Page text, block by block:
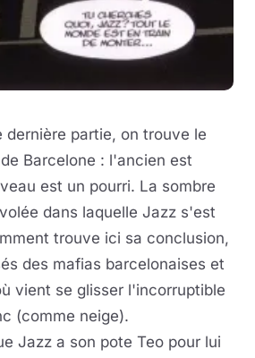
partie, on trouve le
Barcelone : l'ancien est
est un pourri. La sombre
dans laquelle Jazz s'est
trouve ici sa conclusion,
des mafias barcelonaises et
vient se glisser l'incorruptible
(comme neige).
Jazz a son pote Teo pour lui